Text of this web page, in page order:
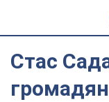
Стас